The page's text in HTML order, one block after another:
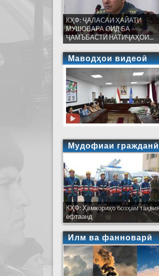
КҲФ: ҶАЛАСАИ ҲАЙАТИ
МУШОВАРА ОИД БА
ҶАМЪБАСТИ НАТИҶАҲОИ...
Маводҳои видеоӣ
Мудофиаи гражданӣ
КҲФ: Ҳамкориҳо бозҳам
ёфтаанд
Илм ва фанноварӣ